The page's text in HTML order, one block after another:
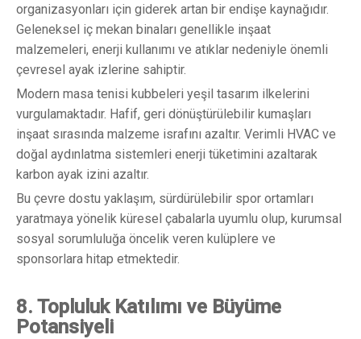
organizasyonları için giderek artan bir endişe kaynağıdır.
Geleneksel iç mekan binaları genellikle inşaat
malzemeleri, enerji kullanımı ve atıklar nedeniyle önemli
çevresel ayak izlerine sahiptir.
Modern masa tenisi kubbeleri yeşil tasarım ilkelerini
vurgulamaktadır. Hafif, geri dönüştürülebilir kumaşları
inşaat sırasında malzeme israfını azaltır. Verimli HVAC ve
doğal aydınlatma sistemleri enerji tüketimini azaltarak
karbon ayak izini azaltır.
Bu çevre dostu yaklaşım, sürdürülebilir spor ortamları
yaratmaya yönelik küresel çabalarla uyumlu olup, kurumsal
sosyal sorumluluğa öncelik veren kulüplere ve
sponsorlara hitap etmektedir.
8. Topluluk Katılımı ve Büyüme
Potansiyeli